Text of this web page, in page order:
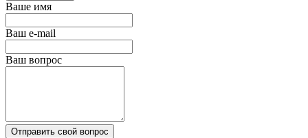
Ваше имя
Ваш e-mail
Ваш вопрос
Отправить свой вопрос